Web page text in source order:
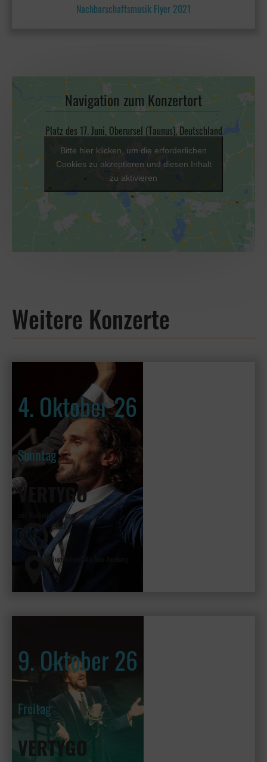
Nachbarschaftsmusik Flyer 2021
Navigation zum Konzertort
Platz des 17. Juni, Oberursel (Taunus), Deutschland
Bitte hier klicken, um die erforderlichen
Cookies zu akzeptieren und diesen Inhalt
zu aktivieren
Weitere Konzerte
4. Oktober 26
Sonntag
VERTYGO
mit Vladimir Kornéev
19:30
Hugenottenhalle Neu-Isenburg
9. Oktober 26
Freitag
VERTYGO